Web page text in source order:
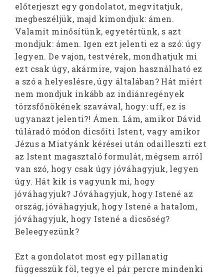
előterjeszt egy gondolatot, megvitatjuk,
megbeszéljük, majd kimondjuk: ámen.
Valamit minősítünk, egyetértünk, s azt
mondjuk: ámen. Igen ezt jelenti ez a szó: úgy
legyen. De vajon, testvérek, mondhatjuk mi
ezt csak úgy, akármire, vajon használható ez
a szó a helyeslésre, úgy általában? Hát miért
nem mondjuk inkább az indiánregények
törzsfőnökének szavával, hogy: uff, ez is
ugyanazt jelenti?! Ámen. Lám, amikor Dávid
túláradó módon dicsőíti Istent, vagy amikor
Jézus a Miatyánk kérései után odailleszti ezt
az Istent magasztaló formulát, mégsem arról
van szó, hogy csak úgy jóváhagyjuk, legyen
úgy. Hát kik is vagyunk mi, hogy
jóváhagyjuk? Jóváhagyjuk, hogy Istené az
ország, jóváhagyjuk, hogy Istené a hatalom,
jóváhagyjuk, hogy Istené a dicsőség?
Beleegyezünk?
Ezt a gondolatot most egy pillanatig
függesszük föl, tegye el pár percre mindenki